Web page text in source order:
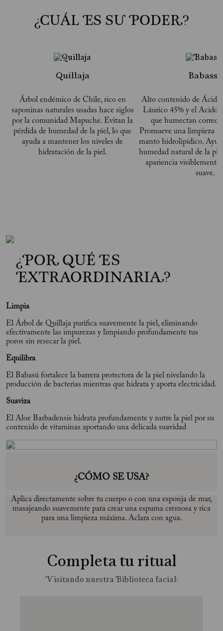
¿CUÁL ES SU PODER?
Quillaja
Árbol endémico de Chile, rico en
saponinas naturales usadas hace siglos
por la comunidad Mapuche. Evitan la
pérdida de humedad de la piel, lo que
ayuda a mantener los niveles de
hidratación de la piel.
Babassú
Alto contenido de
Láurico 45% y el Acido
que humectan
Promueve una limpieza
manto hidrolipídico.
humedad natural de la
apariencia visiblemente
suave.
¿POR QUÉ ES
EXTRAORDINARIA?
Limpia
El Árbol de Quillaja purifica suavemente la piel, eliminando
efectivamente las impurezas y limpiando profundamente tus
poros sin resecar la piel.
Equilibra
El Babasú fortalece la barrera protectora de la piel nivelando la
producción de bacterias mientras que hidrata y aporta electricidad.
Suaviza
El Aloe Barbadensis hidrata profundamente y nutre la piel por su
contenido de vitaminas aportando una delicada suavidad
¿CÓMO SE USA?
Aplica directamente sobre tu cuerpo o con una esponja de mar,
masajeando suavemente para crear una espuma cremosa y rica
para una limpieza máxima. Aclara con agua.
Completa tu ritual